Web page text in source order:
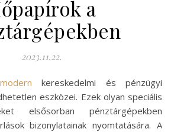
a
2023.11.22.
kereskedelmi és pénzügyi
eszközei. Ezek olyan speciális
elsősorban pénztárgépekben
bizonylatainak nyomtatására. A